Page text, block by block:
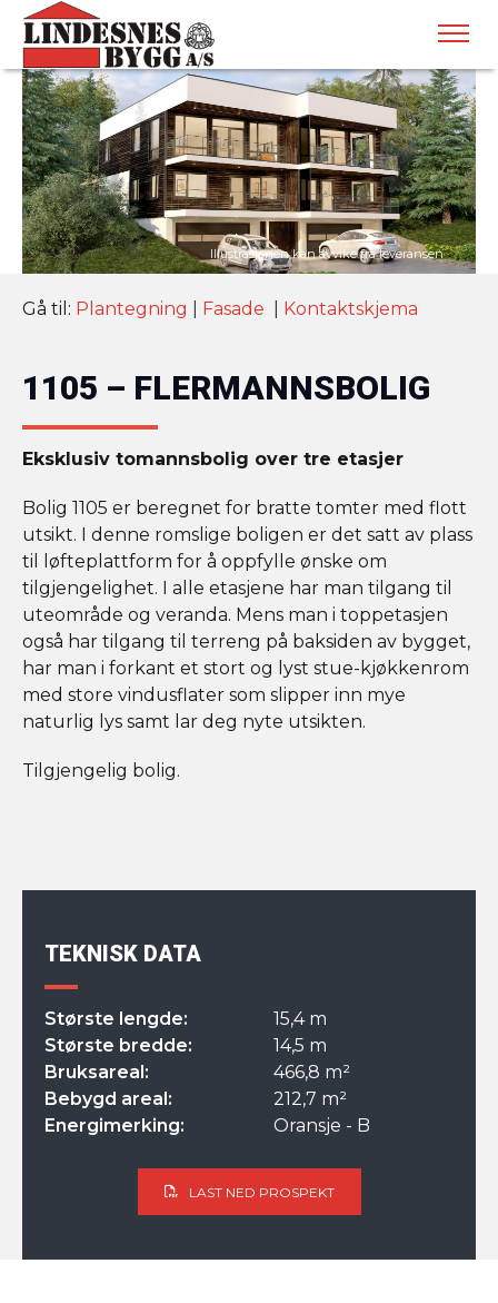
Gå til: Plantegning Fasade Kontaktskjema
1105 – FLERMANNSBOLIG
Eksklusiv tomannsbolig over tre etasjer
Bolig 1105 er beregnet for bratte tomter med flott
utsikt. I denne romslige boligen er det satt av plass
til løfteplattform for å oppfylle ønske om
tilgjengelighet. I alle etasjene har man tilgang til
uteområde og veranda. Mens man i toppetasjen
også har tilgang til terreng på baksiden av bygget,
har man i forkant et stort og lyst stue-kjøkkenrom
med store vindusflater som slipper inn mye
naturlig lys samt lar deg nyte utsikten.
Tilgjengelig bolig.
TEKNISK DATA
Største lengde:
15,4 m
Største bredde:
14,5 m
Bruksareal:
466,8 m²
Bebygd areal:
212,7 m²
Energimerking:
Oransje - B
LAST NED PROSPEKT